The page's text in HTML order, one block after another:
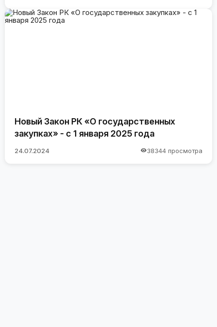
Новый Закон РК «О государственных
закупках» - с 1 января 2025 года
24.07.2024 38344 просмотра